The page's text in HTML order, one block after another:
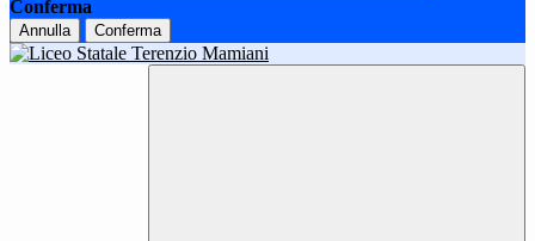
Conferma
Annulla Conferma